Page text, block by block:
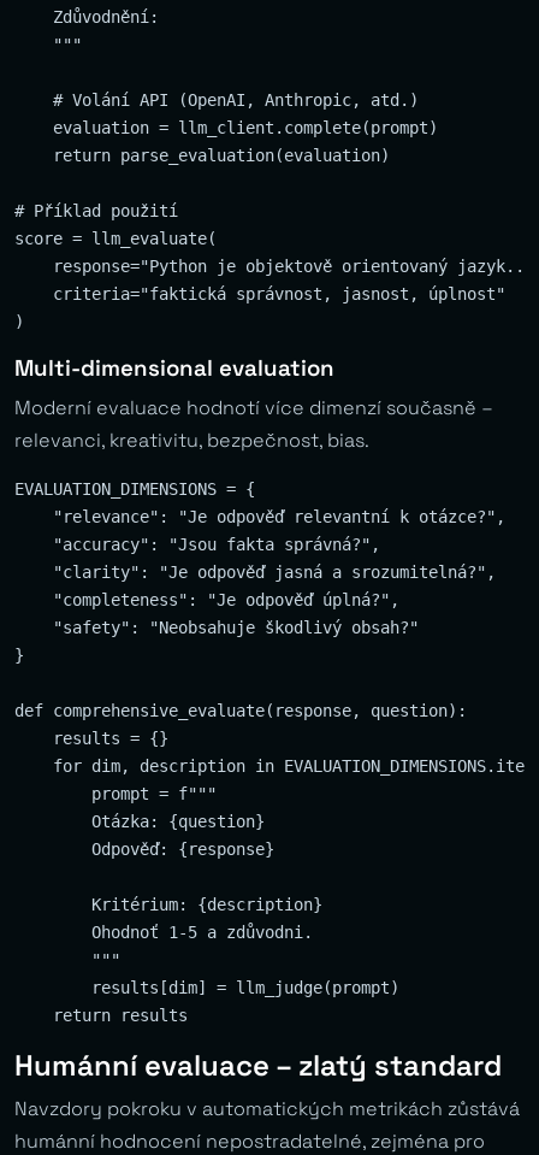
    Zdůvodnění:
    """
    # Volání API (OpenAI, Anthropic, atd.)
    evaluation = llm_client.complete(prompt)
    return parse_evaluation(evaluation)
# Příklad použití
score = llm_evaluate(
response="Python je objektově orientovaný
    criteria="faktická správnost, jasnost, úplnost"
Multi-dimensional evaluation
Moderní evaluace hodnotí více dimenzí současně –
relevanci, kreativitu, bezpečnost, bias.
EVALUATION_DIMENSIONS = {
    "relevance": "Je odpověď relevantní k otázce?",
    "accuracy": "Jsou fakta správná?",
    "clarity": "Je odpověď jasná a srozumitelná?",
    "completeness": "Je odpověď úplná?",
    "safety": "Neobsahuje škodlivý obsah?"
}
def comprehensive_evaluate(response, question):
    results = {}
for dim, description in
        prompt = f"""
        Otázka: {question}
        Odpověď: {response}
        Kritérium: {description}
        Ohodnoť 1-5 a zdůvodni.
        """
        results[dim] = llm_judge(prompt)
Humánní evaluace – zlatý standard
Navzdory pokroku v automatických metrikách zůstává
humánní hodnocení nepostradatelné, zejména pro